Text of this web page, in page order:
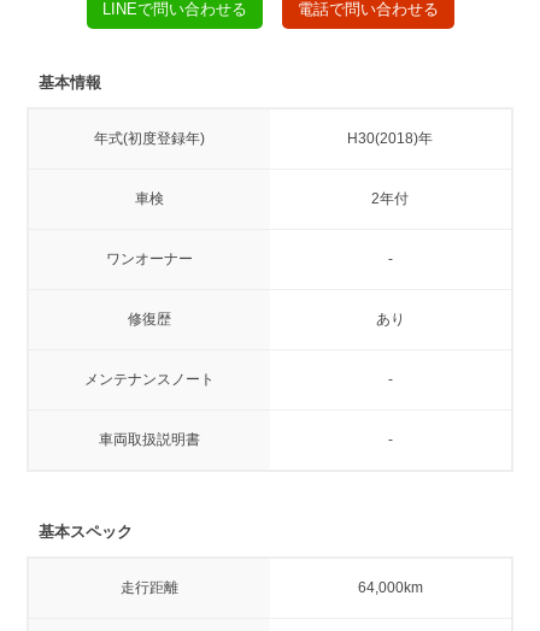
LINEで問い合わせる 電話で問い合わせる
基本情報
年式(初度登録年) H30(2018)年
車検 2年付
ワンオーナー -
修復歴 あり
メンテナンスノート -
車両取扱説明書 -
基本スペック
走行距離 64,000km